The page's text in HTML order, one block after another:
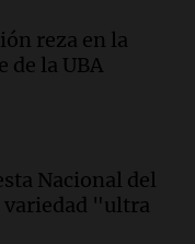
a México de
en medio de
su 52ª Fiesta
novedad de la
reza en la
la UBA
Nacional del
variedad "ultra